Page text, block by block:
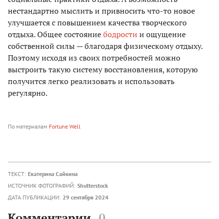
нестандартно мыслить и привносить что-то новое
улучшается с повышением качества творческого
отдыха. Общее состояниебодрости и ощущение
собственной силы — благодаря физическому отдыху.
Поэтому исходя из своих потребностей можно
выстроить такую систему восстановления, которую
получится легко реализовать и использовать
регулярно.
По материалам Fortune Well
ТЕКСТ: Екатерина Сайкина
ИСТОЧНИК ФОТОГРАФИЙ: Shutterstock
ДАТА ПУБЛИКАЦИИ: 29 сентября 2024